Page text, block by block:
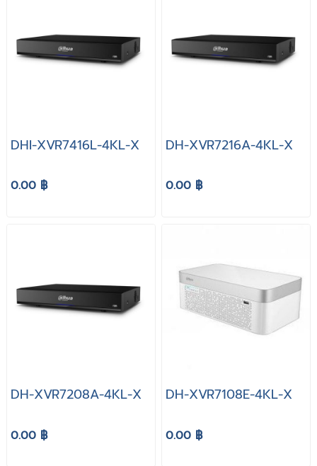
DHI-XVR7416L-4KL-X
0.00 ฿
DH-XVR7216A-4KL-X
0.00 ฿
DH-XVR7208A-4KL-X
0.00 ฿
DH-XVR7108E-4KL-X
0.00 ฿